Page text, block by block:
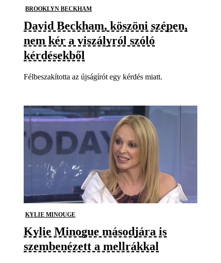
BROOKLYN BECKHAM
David Beckham, köszöni szépen,
nem kér a viszályról szóló
kérdésekből
Félbeszakította az újságírót egy kérdés miatt.
KYLIE MINOUGE
Kylie Minogue másodjára is
szembenézett a mellrákkal